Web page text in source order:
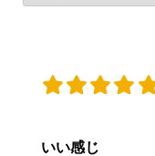
いい感じ